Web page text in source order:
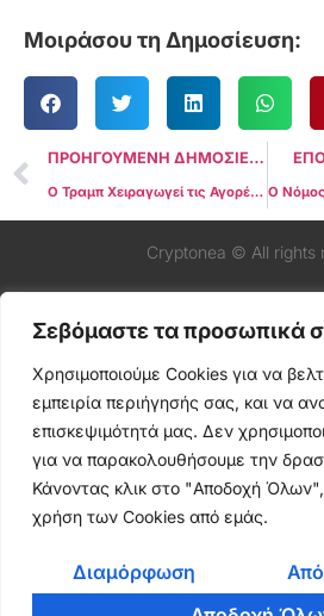
Σεβόμαστε τα προσωπικά
Χρησιμοποιούμε Cookies για να
εμπειρία περιήγησής σας, και να
επισκεψιμότητά μας. Δεν
για να παρακολουθήσουμε την
Κάνοντας κλικ στο "Αποδοχή Όλων",
χρήση των Cookies από εμάς.
Διαμόρφωση
Μοιράσου τη Δημοσίευση:
ΠΡΟΗΓΟΥΜΕΝΗ ΔΗΜΟΣΙΕΥΣΗ
Ο Τραμπ Χειραγωγεί τις Αγορές για να Αναγκάσει Μειώσεις Επιτοκίων
Cryptonea © All rights